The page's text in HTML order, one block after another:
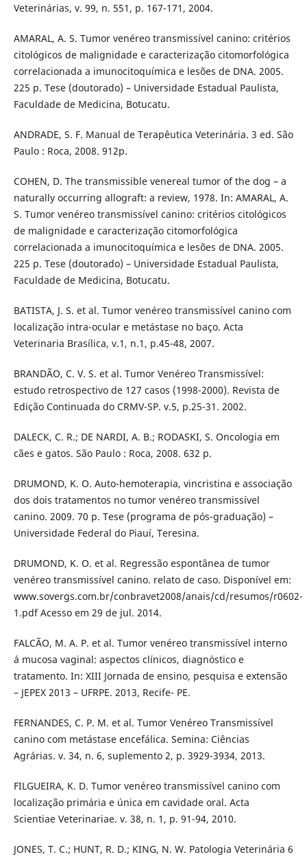
Veterinárias, v. 99, n. 551, p. 167-171, 2004.
AMARAL, A. S. Tumor venéreo transmissível canino: critérios
citológicos de malignidade e caracterização citomorfológica
correlacionada a imunocitoquímica e lesões de DNA. 2005.
225 p. Tese (doutorado) – Universidade Estadual Paulista,
Faculdade de Medicina, Botucatu.
ANDRADE, S. F. Manual de Terapêutica Veterinária. 3 ed. São
Paulo : Roca, 2008. 912p.
COHEN, D. The transmissible venereal tumor of the dog – a
naturally occurring allograft: a review, 1978. In: AMARAL, A.
S. Tumor venéreo transmissível canino: critérios citológicos
de malignidade e caracterização citomorfológica
correlacionada a imunocitoquímica e lesões de DNA. 2005.
225 p. Tese (doutorado) – Universidade Estadual Paulista,
Faculdade de Medicina, Botucatu.
BATISTA, J. S. et al. Tumor venéreo transmissível canino com
localização intra-ocular e metástase no baço. Acta
Veterinaria Brasílica, v.1, n.1, p.45-48, 2007.
BRANDÃO, C. V. S. et al. Tumor Venéreo Transmissível:
estudo retrospectivo de 127 casos (1998-2000). Revista de
Edição Continuada do CRMV-SP. v.5, p.25-31. 2002.
DALECK, C. R.; DE NARDI, A. B.; RODASKI, S. Oncologia em
cães e gatos. São Paulo : Roca, 2008. 632 p.
DRUMOND, K. O. Auto-hemoterapia, vincristina e associação
dos dois tratamentos no tumor venéreo transmissível
canino. 2009. 70 p. Tese (programa de pós-graduação) –
Universidade Federal do Piauí, Teresina.
DRUMOND, K. O. et al. Regressão espontânea de tumor
venéreo transmissível canino. relato de caso. Disponível em:
www.sovergs.com.br/conbravet2008/anais/cd/resumos/r0602-
1.pdf Acesso em 29 de jul. 2014.
FALCÃO, M. A. P. et al. Tumor venéreo transmissível interno
á mucosa vaginal: aspectos clínicos, diagnóstico e
tratamento. In: XIII Jornada de ensino, pesquisa e extensão
– JEPEX 2013 – UFRPE. 2013, Recife- PE.
FERNANDES, C. P. M. et al. Tumor Venéreo Transmissível
canino com metástase encefálica. Semina: Ciências
Agrárias. v. 34, n. 6, suplemento 2, p. 3929-3934, 2013.
FILGUEIRA, K. D. Tumor venéreo transmissível canino com
localização primária e única em cavidade oral. Acta
Scientiae Veterinariae. v. 38, n. 1, p. 91-94, 2010.
JONES, T. C.; HUNT, R. D.; KING, N. W. Patologia Veterinária 6